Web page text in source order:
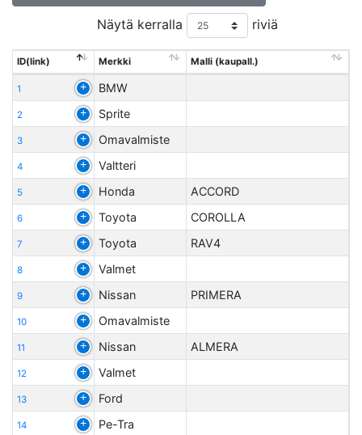
Näytä kerralla riviä
ID(link) Merkki Malli (kaupall.)
1 BMW
2 Sprite
3 Omavalmiste
4 Valtteri
5 Honda ACCORD
6 Toyota COROLLA
7 Toyota RAV4
8 Valmet
9 Nissan PRIMERA
10 Omavalmiste
11 Nissan ALMERA
12 Valmet
13 Ford
14 Pe-Tra